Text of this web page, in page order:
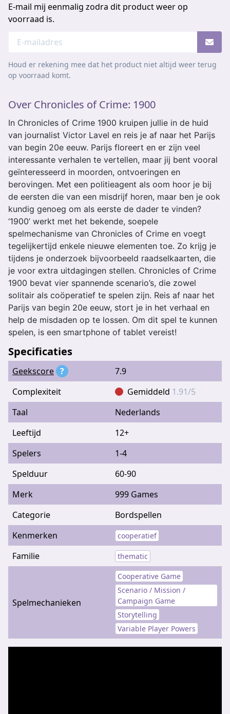
E-mail mij eenmalig zodra dit product weer op
voorraad is.
Houd er rekening mee dat het product niet altijd weer terug
op voorraad komt.
Over Chronicles of Crime: 1900
In Chronicles of Crime 1900 kruipen jullie in de huid
van journalist Victor Lavel en reis je af naar het Parijs
van begin 20e eeuw. Parijs floreert en er zijn veel
interessante verhalen te vertellen, maar jij bent vooral
geïnteresseerd in moorden, ontvoeringen en
berovingen. Met een politieagent als oom hoor je bij
de eersten die van een misdrijf horen, maar ben je ook
kundig genoeg om als eerste de dader te vinden?
‘1900’ werkt met het bekende, soepele
spelmechanisme van Chronicles of Crime en voegt
tegelijkertijd enkele nieuwe elementen toe. Zo krijg je
tijdens je onderzoek bijvoorbeeld raadselkaarten, die
je voor extra uitdagingen stellen. Chronicles of Crime
1900 bevat vier spannende scenario’s, die zowel
solitair als coöperatief te spelen zijn. Reis af naar het
Parijs van begin 20e eeuw, stort je in het verhaal en
help de misdaden op te lossen. Om dit spel te kunnen
spelen, is een smartphone of tablet vereist!
Specificaties
Geekscore ?
7.9
Complexiteit
Gemiddeld 1.91/5
Taal
Nederlands
Leeftijd
12+
Spelers
1-4
Spelduur
60-90
Merk
999 Games
Categorie
Bordspellen
Kenmerken
cooperatief
Familie thematic
Spelmechanieken
Cooperative Game
Scenario / Mission /
Campaign Game
Storytelling
Variable Player Powers